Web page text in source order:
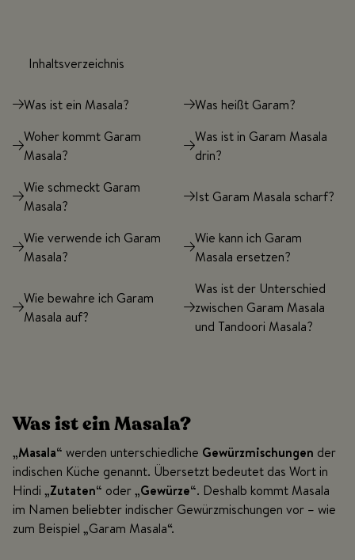
Inhaltsverzeichnis
Was ist ein Masala?
Was heißt Garam?
Woher kommt Garam
Masala?
Was ist in Garam Masala
drin?
Wie schmeckt Garam
Masala?
Ist Garam Masala scharf?
Wie verwende ich Garam
Masala?
Wie kann ich Garam
Masala ersetzen?
Wie bewahre ich Garam
Masala auf?
Was ist der Unterschied
zwischen Garam Masala
und Tandoori Masala?
Was ist ein Masala?
„Masala“ werden unterschiedliche Gewürzmischungen der
indischen Küche genannt. Übersetzt bedeutet das Wort in
Hindi „Zutaten“ oder„Gewürze“. Deshalb kommt Masala
im Namen beliebter indischer Gewürzmischungen vor – wie
zum Beispiel „Garam Masala“.